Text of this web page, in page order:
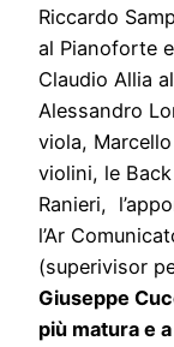
Riccardo
al Pianoforte
Claudio Allia
Alessandro
viola,
violini, le
Ranieri,
l’Ar
(superivisor
Giuseppe
più matura e